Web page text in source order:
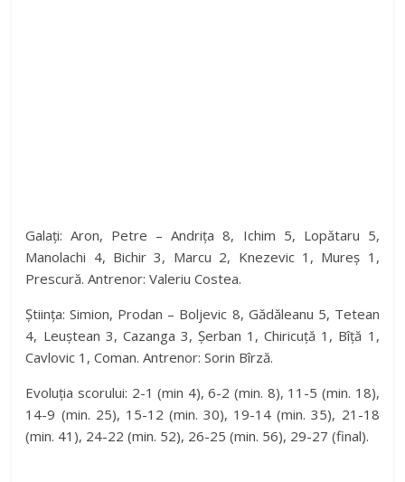
Galați: Aron, Petre – Andrița 8, Ichim 5, Lopătaru 5,
Manolachi 4, Bichir 3, Marcu 2, Knezevic 1, Mureș 1,
Prescură. Antrenor: Valeriu Costea.
Știința: Simion, Prodan – Boljevic 8, Gădăleanu 5, Tetean
4, Leuștean 3, Cazanga 3, Șerban 1, Chiricuță 1, Bîță 1,
Cavlovic 1, Coman. Antrenor: Sorin Bîrză.
Evoluția scorului: 2-1 (min 4), 6-2 (min. 8), 11-5 (min. 18),
14-9 (min. 25), 15-12 (min. 30), 19-14 (min. 35), 21-18
(min. 41), 24-22 (min. 52), 26-25 (min. 56), 29-27 (final).